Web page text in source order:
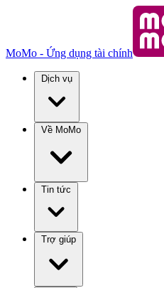
MoMo - Ứng dụng tài chính
Dịch vụ
Về MoMo
Tin tức
Trợ giúp